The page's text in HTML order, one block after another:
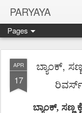
PARYAYA
Pages
APR
17
ಬ್ಯಾಂಕ್,
ಬ್ಯಾಂಕ್, ಸಣ್ಣ